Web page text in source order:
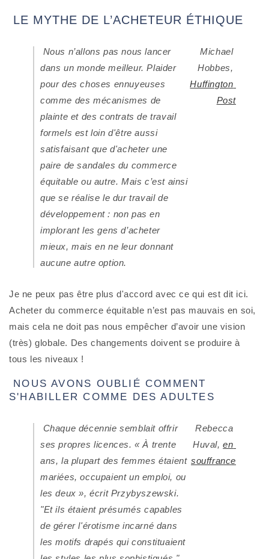
LE MYTHE DE L’ACHETEUR ÉTHIQUE
dans un monde meilleur. Plaider
pour des choses ennuyeuses
comme des mécanismes de
plainte et des contrats de travail
formels est loin d'être aussi
satisfaisant que d'acheter une
paire de sandales du commerce
équitable ou autre. Mais c’est ainsi
que se réalise le dur travail de
développement : non pas en
implorant les gens d’acheter
mieux, mais en ne leur donnant
aucune autre option.
Michael
Hobbes,
Huffington
Post
Je ne peux pas être plus d'accord avec ce qui est dit ici.
Acheter du commerce équitable n’est pas mauvais en soi,
mais cela ne doit pas nous empêcher d’avoir une vision
(très) globale. Des changements doivent se produire à
tous les niveaux !
S'HABILLER COMME DES ADULTES
ses propres licences. « À trente
ans, la plupart des femmes étaient
mariées, occupaient un emploi, ou
les deux », écrit Przybyszewski.
"Et ils étaient présumés capables
de gérer l'érotisme incarné dans
les motifs drapés qui constituaient
Rebecca
Huval, en
souffrance